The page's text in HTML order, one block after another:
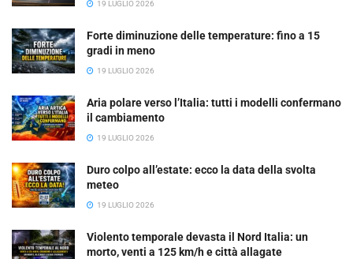
19 LUGLIO 2026
Forte diminuzione delle temperature: fino a 15
gradi in meno
19 LUGLIO 2026
Aria polare verso l’Italia: tutti i modelli confermano
il cambiamento
19 LUGLIO 2026
Duro colpo all’estate: ecco la data della svolta
meteo
19 LUGLIO 2026
Violento temporale devasta il Nord Italia: un
morto, venti a 125 km/h e città allagate